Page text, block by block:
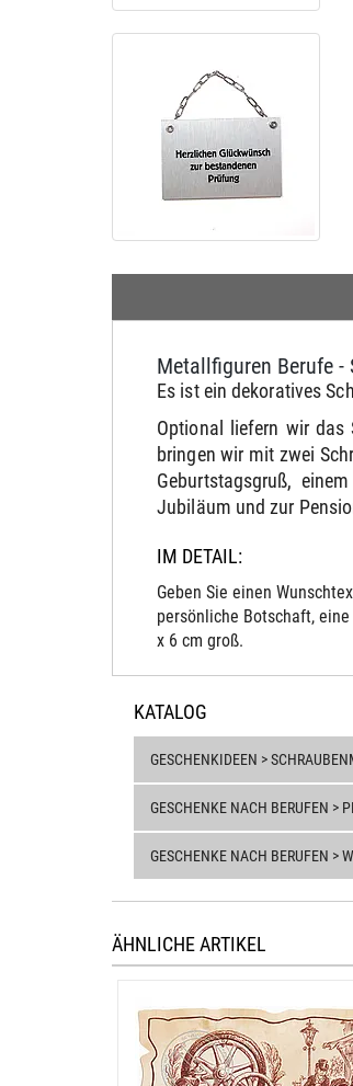
Metallfiguren Berufe
Es ist ein dekoratives
Optional liefern wir das
bringen wir mit zwei
Geburtstagsgruß,
Jubiläum und zur
IM DETAIL:
Geben Sie einen
persönliche Botschaft,
x 6 cm groß.
KATALOG
GESCHENKIDEEN >
GESCHENKE NACH BERUFEN >
GESCHENKE NACH BERUFEN >
ÄHNLICHE ARTIKEL